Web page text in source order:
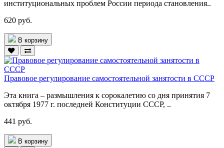
институциональных проблем России периода становления..
620 руб.
В корзину
Правовое регулирование самостоятельной занятости в СССР
Эта книга – размышления к сорокалетию со дня принятия 7
октября 1977 г. последней Конституции СССР, ..
441 руб.
В корзину